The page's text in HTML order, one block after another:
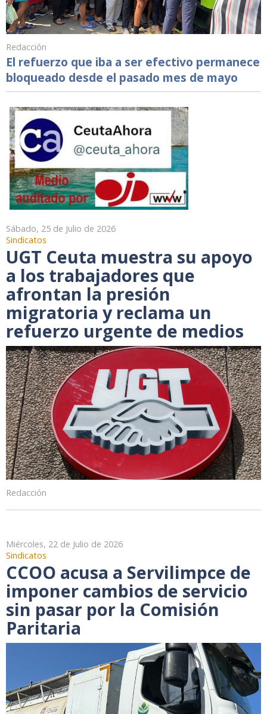
Redacción
El refuerzo que iba a ser efectivo permanece
bloqueado desde el pasado mes de mayo
Sábado, 25 de Julio de 2026
Sindicatos
UGT Ceuta muestra su apoyo
a los trabajadores que
afrontan la presión
migratoria y reclama un
refuerzo urgente de medios
Redacción
Miércoles, 22 de Julio de 2026
Sindicatos
CCOO acusa a Servilimpce de
imponer cambios de servicio
sin pasar por la Comisión
Paritaria